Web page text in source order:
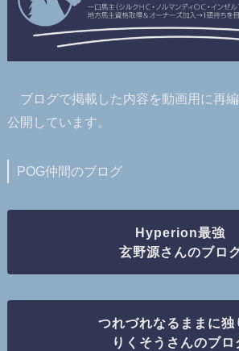
ブログで掲載した内容を動画用に再
公開しています。
POG仲間のブログ
Hyperion最強
玄野源さんのブロ
つれづれなるままに独
りくそうさんのブロ